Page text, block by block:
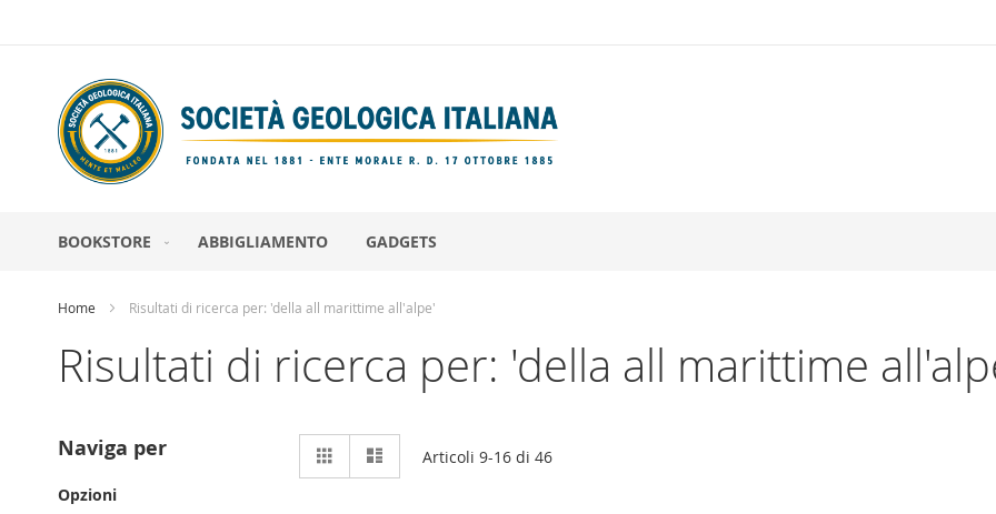
BOOKSTORE ABBIGLIAMENTO GADGETS
Home Risultati di ricerca per: 'della all marittime all'alpe'
Risultati di ricerca per: 'della all marittime
Mostra
come
Griglia Articoli 9-16di 46
Naviga per
Opzioni